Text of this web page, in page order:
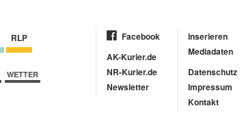
RLP
WETTER
Facebook
AK-Kurier.de
NR-Kurier.de
Newsletter
Inserieren
Mediadaten
Datenschutz
Impressum
Kontakt